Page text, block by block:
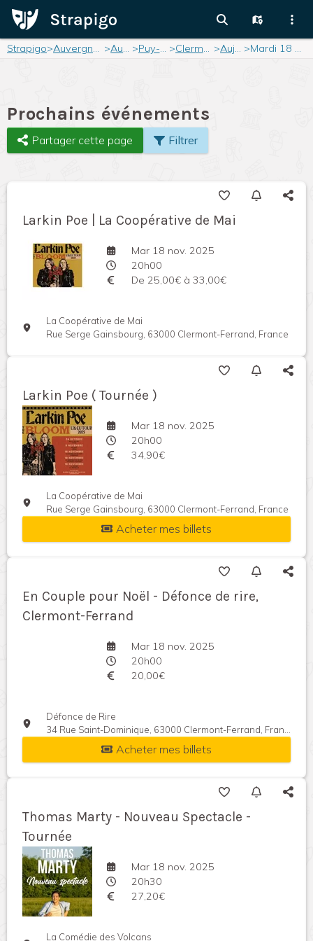
Strapigo> Auvergne-Rhône-Alpes > Auvergne > Puy-de-Dôme > Clermont-Ferrand > Aujourd'hui > Mardi 18 novembre 2025
Prochains événements
Partager cette page Filtrer
Larkin Poe | La Coopérative de Mai
Mar 18 nov. 2025
20h00
De 25,00€ à 33,00€
La Coopérative de Mai
Rue Serge Gainsbourg, 63000 Clermont-Ferrand, France
Larkin Poe ( Tournée )
Mar 18 nov. 2025
20h00
34,90€
La Coopérative de Mai
Rue Serge Gainsbourg, 63000 Clermont-Ferrand, France
Acheter mes billets
En Couple pour Noël - Défonce de rire,
Clermont-Ferrand
Mar 18 nov. 2025
20h00
20,00€
Défonce de Rire
34 Rue Saint-Dominique, 63000 Clermont-Ferrand, France
Acheter mes billets
Thomas Marty - Nouveau Spectacle -
Tournée
Mar 18 nov. 2025
20h30
27,20€
La Comédie des Volcans